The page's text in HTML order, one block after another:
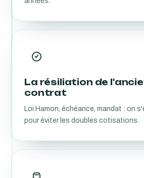
La résiliation de
contrat
Loi Hamon, échéance, mandat : on
pour éviter les doubles cotisations.